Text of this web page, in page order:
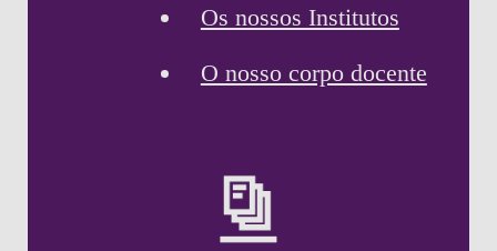
Os nossos Institutos
O nosso corpo docente